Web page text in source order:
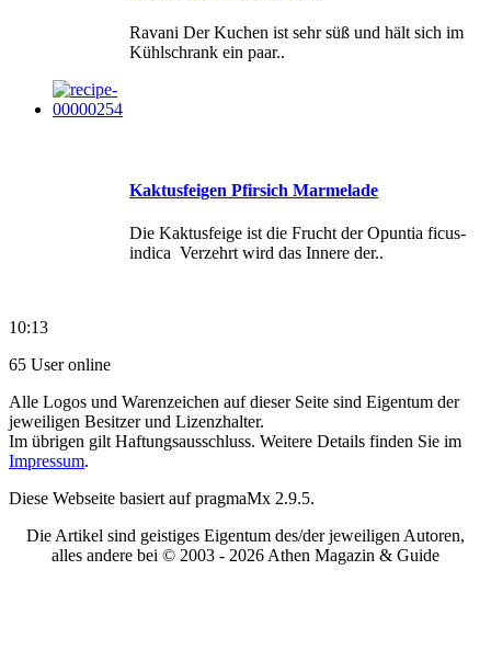
Ravani Der Kuchen ist sehr süß und hält sich im
Kühlschrank ein paar..
Kaktusfeigen Pfirsich Marmelade
Die Kaktusfeige ist die Frucht der Opuntia ficus-
indica Verzehrt wird das Innere der..
10:13
65 User online
Alle Logos und Warenzeichen auf dieser Seite sind Eigentum der
jeweiligen Besitzer und Lizenzhalter.
Im übrigen gilt Haftungsausschluss. Weitere Details finden Sie im
Impressum.
Diese Webseite basiert auf pragmaMx 2.9.5.
Die Artikel sind geistiges Eigentum des/der jeweiligen Autoren,
alles andere bei © 2003 - 2026 Athen Magazin & Guide